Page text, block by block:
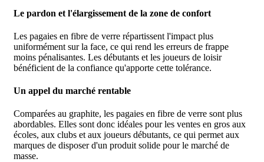
Le pardon et l'élargissement de la zone de confort
Les pagaies en fibre de verre répartissent l'impact plus
uniformément sur la face, ce qui rend les erreurs de frappe
moins pénalisantes. Les débutants et les joueurs de loisir
bénéficient de la confiance qu'apporte cette tolérance.
Un appel du marché rentable
Comparées au graphite, les pagaies en fibre de verre sont plus
abordables. Elles sont donc idéales pour les ventes en gros aux
écoles, aux clubs et aux joueurs débutants, ce qui permet aux
marques de disposer d'un produit solide pour le marché de
masse.